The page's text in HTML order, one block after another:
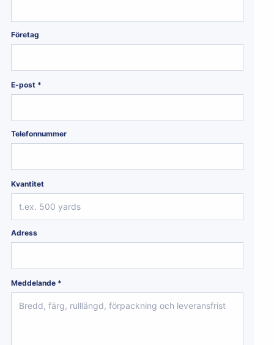
Företag
E-post *
Telefonnummer
Kvantitet
Adress
Meddelande *